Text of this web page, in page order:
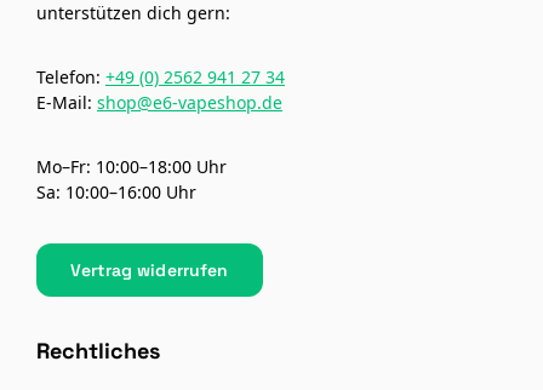
unterstützen dich gern:
Telefon: +49 (0) 2562 941 27 34
E-Mail: shop@e6-vapeshop.de
Mo–Fr: 10:00–18:00 Uhr
Sa: 10:00–16:00 Uhr
Vertrag widerrufen
Rechtliches